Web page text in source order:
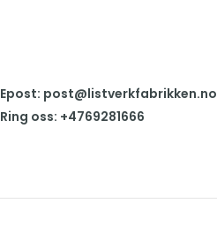
Epost: post@listverkfabrikken.no
Ring oss: +4769281666